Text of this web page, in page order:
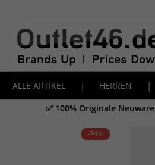
ALLE ARTIKEL | HERREN |
✅ 100% Originale Neuware
-74%